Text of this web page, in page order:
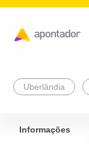
Uberlândia
Informações